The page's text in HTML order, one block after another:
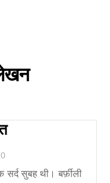
थी। बर्फ़ीली